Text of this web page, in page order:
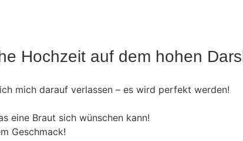
Hochzeit auf dem hohen
mich darauf verlassen – es wird perfekt werden!
eine Braut sich wünschen kann!
Geschmack!